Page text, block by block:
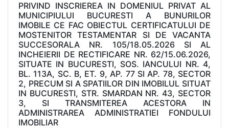
PRIVIND INSCRIEREA IN DOMENIUL PRIVAT AL
MUNICIPIULUI BUCURESTI A BUNURILOR
IMOBILE CE FAC OBIECTUL CERTIFICATULUI DE
MOSTENITOR TESTAMENTAR SI DE VACANTA
SUCCESORALA NR. 105/18.05.2026 SI AL
INCHEIERII DE RECTIFICARE NR. 62/15.06.2026,
SITUATE IN BUCURESTI, SOS. IANCULUI NR. 4,
BL. 113A, SC. B, ET. 9, AP. 77 SI AP. 78, SECTOR
2, PRECUM SI A SPATIILOR DIN IMOBILUL SITUAT
IN BUCURESTI, STR. SMARDAN NR. 43, SECTOR
3, SI TRANSMITEREA ACESTORA IN
ADMINISTRAREA ADMINISTRATIEI FONDULUI
IMOBILIAR